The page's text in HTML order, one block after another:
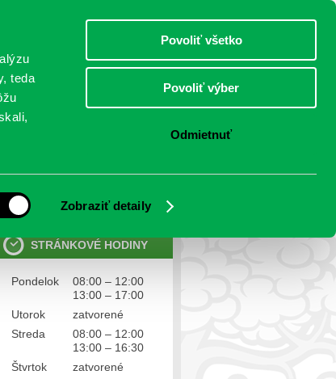
teda
Zobraziť detaily
Povoliť všetko
Povoliť výber
Odmietnuť
Ochrana osobných údajov
STRÁNKOVÉ HODINY
Pondelok
08:00 – 12:00
13:00 – 17:00
Utorok
zatvorené
Streda
08:00 – 12:00
13:00 – 16:30
Štvrtok
zatvorené